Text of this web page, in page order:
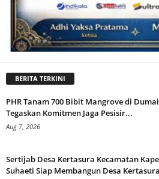
BERITA TERKINI
PHR Tanam 700 Bibit Mangrove di
Tegaskan Komitmen Jaga Pesisir...
Aug 7, 2026
Sertijab Desa Kertasura Kecamatan
Suhaeti Siap Membangun Desa